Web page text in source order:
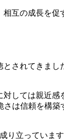
互の成長を促
されてきまし
しては親近感
は信頼を構築
り立っていま